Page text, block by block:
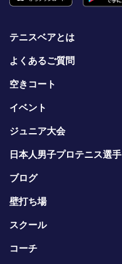
テニスベアとは
よくあるご質問
空きコート
イベント
ジュニア大会
日本人男子プロテニス選手
ブログ
壁打ち場
スクール
コーチ